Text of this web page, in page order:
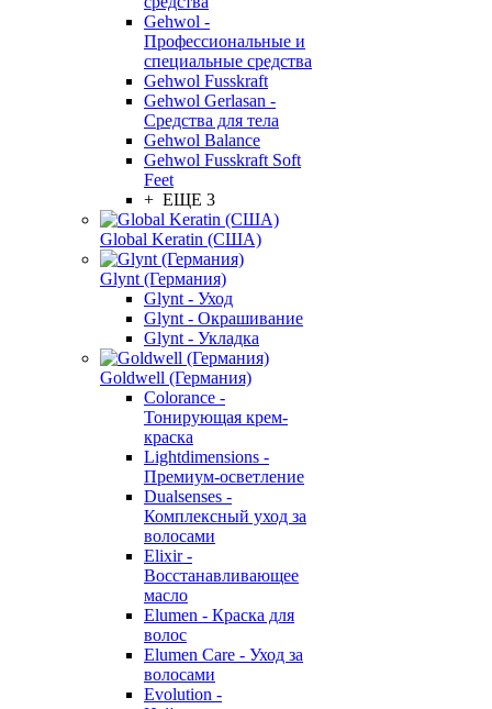
Gehwol -
Профессиональные и
специальные средства
Gehwol Fusskraft
Gehwol Gerlasan -
Средства для тела
Gehwol Balance
Gehwol Fusskraft Soft
Feet
+ ЕЩЕ 3
Global Keratin (США)
Glynt (Германия)
Glynt - Уход
Glynt - Окрашивание
Glynt - Укладка
Goldwell (Германия)
Colorance -
Тонирующая крем-
краска
Lightdimensions -
Премиум-осветление
Dualsenses -
Комплексный уход за
волосами
Elixir -
Восстанавливающее
масло
Elumen - Краска для
волос
Elumen Care - Уход за
волосами
Evolution -